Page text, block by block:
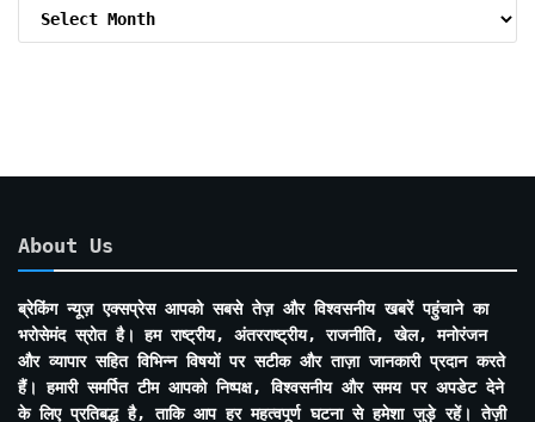
About Us
ब्रेकिंग न्यूज़ एक्सप्रेस आपको सबसे तेज़ और विश्वसनीय खबरें पहुंचाने का
भरोसेमंद स्रोत है। हम राष्ट्रीय, अंतरराष्ट्रीय, राजनीति, खेल, मनोरंजन
और व्यापार सहित विभिन्न विषयों पर सटीक और ताज़ा जानकारी प्रदान करते
हैं। हमारी समर्पित टीम आपको निष्पक्ष, विश्वसनीय और समय पर अपडेट देने
के लिए प्रतिबद्ध है, ताकि आप हर महत्वपूर्ण घटना से हमेशा जुड़े रहें। तेज़ी